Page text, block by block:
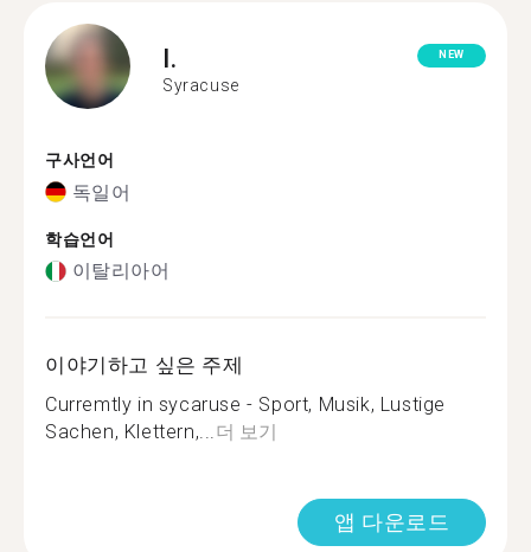
I.
Syracuse
NEW
구사언어
독일어
학습언어
이탈리아어
이야기하고 싶은 주제
Curremtly in sycaruse - Sport, Musik, Lustige
Sachen, Klettern,...더 보기
앱 다운로드